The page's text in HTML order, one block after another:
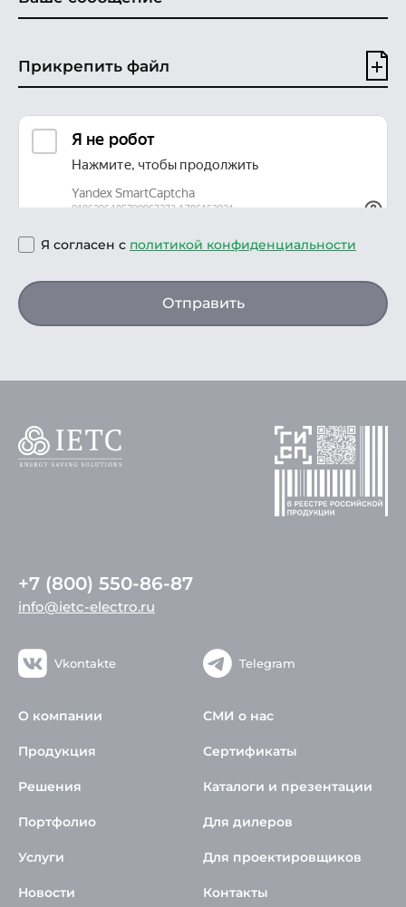
Прикрепить файл
Я согласен с политикой конфиденциальности
Отправить
+7 (800) 550-86-87
info@ietc-electro.ru
Vkontakte Telegram
О компании
Продукция
Решения
Портфолио
Услуги
Новости
СМИ о нас
Сертификаты
Каталоги и презентации
Для дилеров
Для проектировщиков
Контакты